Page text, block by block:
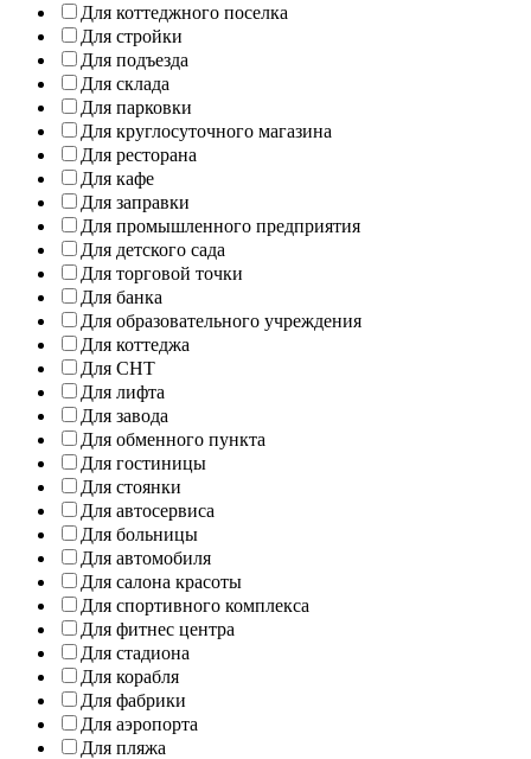
Для коттеджного поселка
Для стройки
Для подъезда
Для склада
Для парковки
Для круглосуточного магазина
Для ресторана
Для кафе
Для заправки
Для промышленного предприятия
Для детского сада
Для торговой точки
Для банка
Для образовательного учреждения
Для коттеджа
Для СНТ
Для лифта
Для завода
Для обменного пункта
Для гостиницы
Для стоянки
Для автосервиса
Для больницы
Для автомобиля
Для салона красоты
Для спортивного комплекса
Для фитнес центра
Для стадиона
Для корабля
Для фабрики
Для аэропорта
Для пляжа